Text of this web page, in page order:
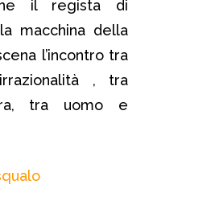
il regista di
macchina della
l’incontro tra
, tra
tra uomo e